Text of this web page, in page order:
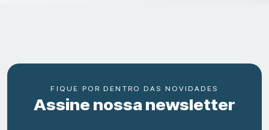
FIQUE POR DENTRO DAS NOVIDADES
Assine nossa newsletter